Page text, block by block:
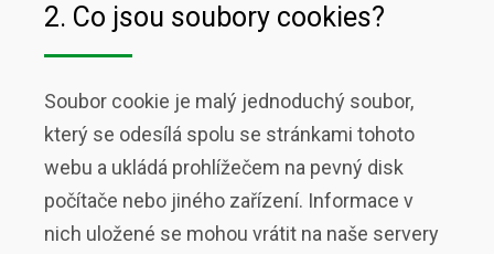
2. Co jsou soubory cookies?
Soubor cookie je malý jednoduchý soubor,
který se odesílá spolu se stránkami tohoto
webu a ukládá prohlížečem na pevný disk
počítače nebo jiného zařízení. Informace v
nich uložené se mohou vrátit na naše servery